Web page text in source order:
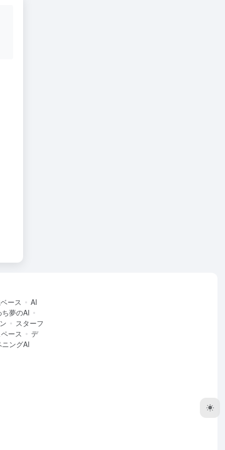
ース
AI
夢のAI
スターフ
ース
デ
ニングAI